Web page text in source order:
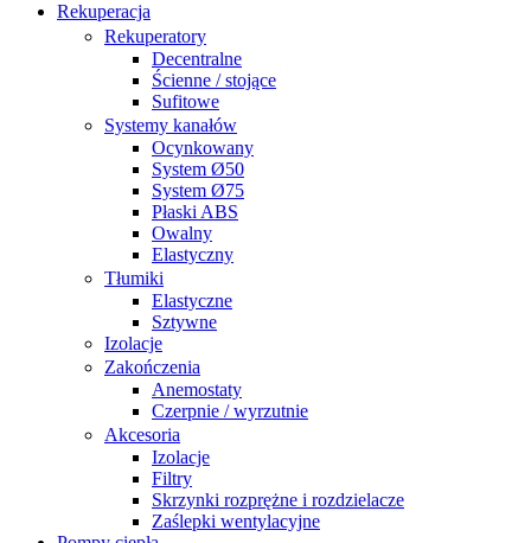
Rekuperacja
Rekuperatory
Decentralne
Ścienne / stojące
Sufitowe
Systemy kanałów
Ocynkowany
System Ø50
System Ø75
Płaski ABS
Owalny
Elastyczny
Tłumiki
Elastyczne
Sztywne
Izolacje
Zakończenia
Anemostaty
Czerpnie / wyrzutnie
Akcesoria
Izolacje
Filtry
Skrzynki rozprężne i rozdzielacze
Zaślepki wentylacyjne